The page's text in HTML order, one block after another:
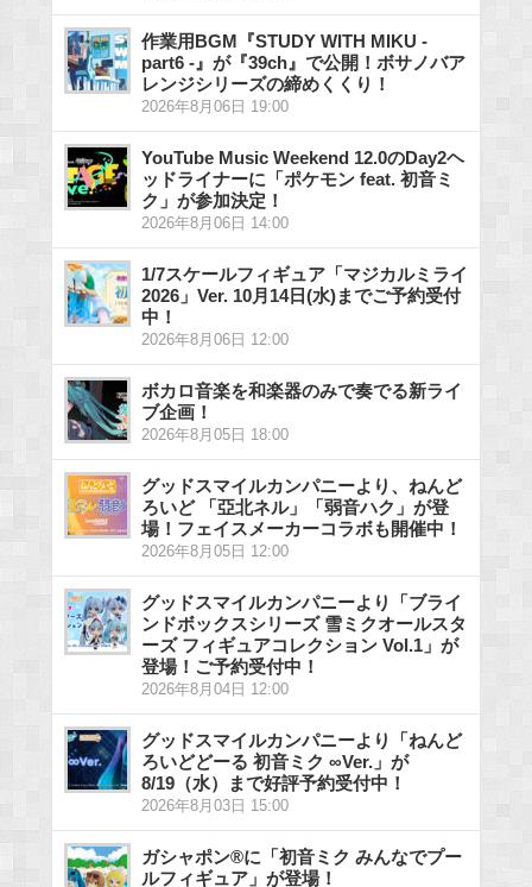
作業用BGM『STUDY WITH MIKU -
part6 -』が『39ch』で公開！ボサノバア
レンジシリーズの締めくくり！
2026年8月06日 19:00
YouTube Music Weekend 12.0のDay2ヘ
ッドライナーに「ポケモン feat. 初音ミ
ク」が参加決定！
2026年8月06日 14:00
1/7スケールフィギュア「マジカルミライ
2026」Ver. 10月14日(水)までご予約受付
中！
2026年8月06日 12:00
ボカロ音楽を和楽器のみで奏でる新ライ
ブ企画！
2026年8月05日 18:00
グッドスマイルカンパニーより、ねんど
ろいど 「亞北ネル」「弱音ハク」が登
場！フェイスメーカーコラボも開催中！
2026年8月05日 12:00
グッドスマイルカンパニーより「ブライ
ンドボックスシリーズ 雪ミクオールスタ
ーズ フィギュアコレクション Vol.1」が
登場！ご予約受付中！
2026年8月04日 12:00
グッドスマイルカンパニーより「ねんど
ろいどどーる 初音ミク ∞Ver.」が
8/19（水）まで好評予約受付中！
2026年8月03日 15:00
ガシャポン®に「初音ミク みんなでプー
ルフィギュア」が登場！